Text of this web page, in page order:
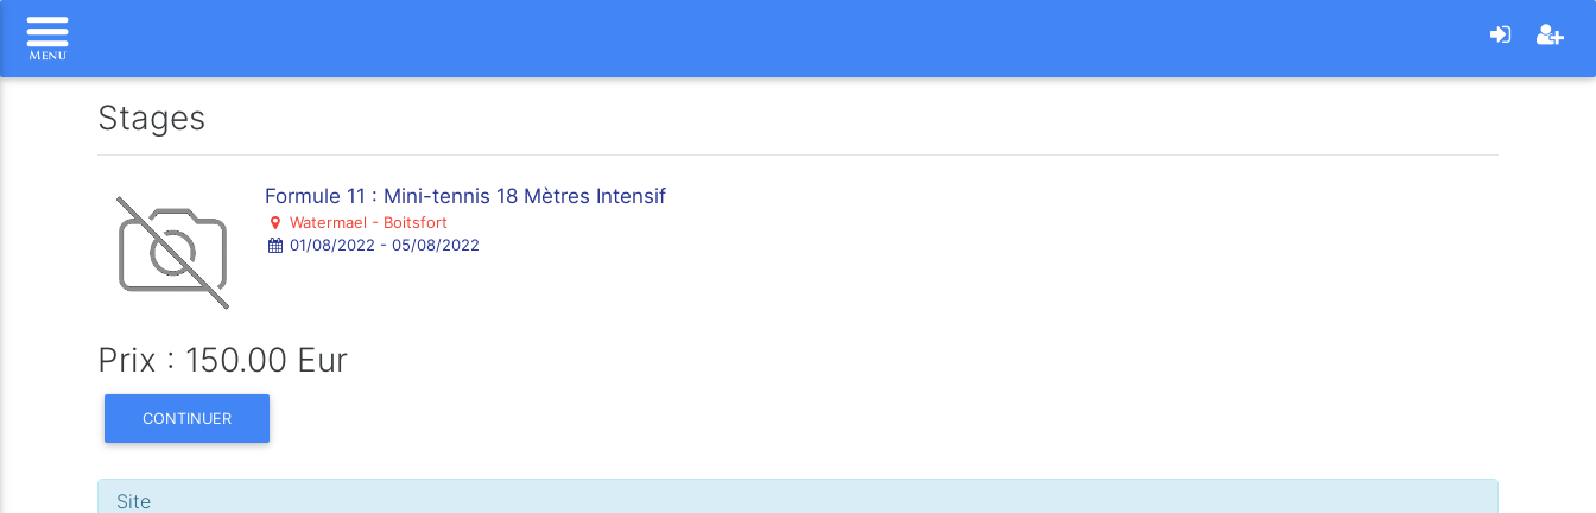
Stages
Formule 11 : Mini-tennis 18 Mètres Intensif
Watermael - Boitsfort
01/08/2022 - 05/08/2022
Prix : 150.00 Eur
CONTINUER
Site